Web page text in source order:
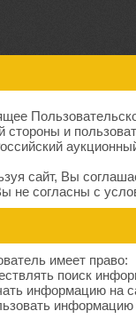
стороны и
сайт, Вы
не согласны с
имеет право:
поиск
информацию на